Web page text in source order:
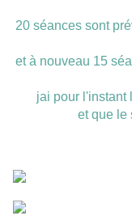
20 séances sont
et à nouveau 15
jai pour l'instant
et que le